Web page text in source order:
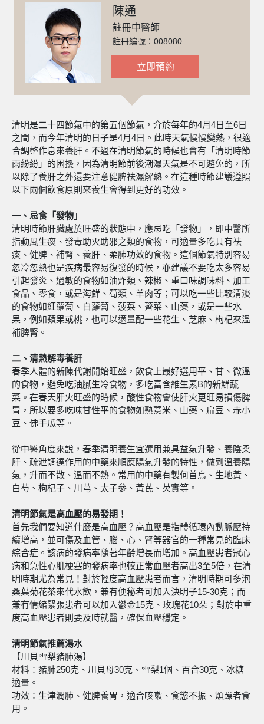
陳通
註冊中醫師
註冊編號︰008080
立即預約
清明是二十四節氣中的第五個節氣，介於每年的4月4日至6日
之間，而今年清明的日子是4月4日。此時天氣慢慢變熱，很適
合調整作息來養肝。不過在清明節氣的時候也會有「清明時節
雨紛紛」的困擾，因為清明節前後潮濕天氣是不可避免的，所
以除了養肝之外還要注意健脾祛濕解熱。在這種時節建議遵照
以下兩個飲食原則來養生會得到更好的功效。
一、忌食「發物」
清明時節肝臟處於旺盛的狀態中，應忌吃「發物」，即中醫所
指動風生痰、發毒助火助邪之類的食物，可適量多吃具有祛
痰、健脾、補腎、養肝、柔肺功效的食物。這個節氣特別容易
忽冷忽熱也是疾病最容易復發的時候，亦建議不要吃太多容易
引起發炎、過敏的食物如油炸類、辣椒、重口味調味料、加工
食品、零食，或是海鮮、筍類、羊肉等；可以吃一些比較清淡
的食物如紅蘿蔔、白蘿蔔、菠菜、薺菜、山藥，或是一些水
果，例如蘋果或桃，也可以適量配一些花生、芝麻、枸杞來溫
補脾腎。
二、 清熱解毒養肝
春季人體的新陳代謝開始旺盛，飲食上最好選用平、甘、微溫
的食物，避免吃油膩生冷食物，多吃富含維生素B的新鮮蔬
菜。在春天肝火旺盛的時候，酸性食物會使肝火更旺易損傷脾
胃，所以要多吃味甘性平的食物如熟薏米、山藥、扁豆、赤小
豆、佛手瓜等。
從中醫角度來說，春季清明養生宜選用兼具益氣升發、養陰柔
肝、疏泄調達作用的中藥來順應陽氣升發的特性，做到溫養陽
氣，升而不散、溫而不熱。常用的中藥有製何首烏、生地黃、
白芍、枸杞子、川芎、太子參、黃芪、芡實等。
清明節氣是高血壓的易發期！
首先我們要知道什麼是高血壓？高血壓是指體循環內動脈壓持
續增高，並可傷及血管、腦、心、腎等器官的一種常見的臨床
綜合症。該病的發病率隨著年齡增長而增加。高血壓患者冠心
病和急性心肌梗塞的發病率也較正常血壓者高出3至5倍，在清
明時期尤為常見！對於輕度高血壓患者而言，清明時期可多泡
桑葉菊花茶來代水飲，兼有便秘者可加入決明子15-30克；而
兼有情緒緊張患者可以加入鬱金15克、玫瑰花10朵；對於中重
度高血壓患者則要及時就醫，確保血壓穩定。
清明節氣推薦湯水
【川貝雪梨豬肺湯】
材料：豬肺250克、川貝母30克、雪梨1個、百合30克、冰糖
適量。
功效：生津潤肺、健脾養胃，適合咳嗽、食慾不振、煩躁者食
用。